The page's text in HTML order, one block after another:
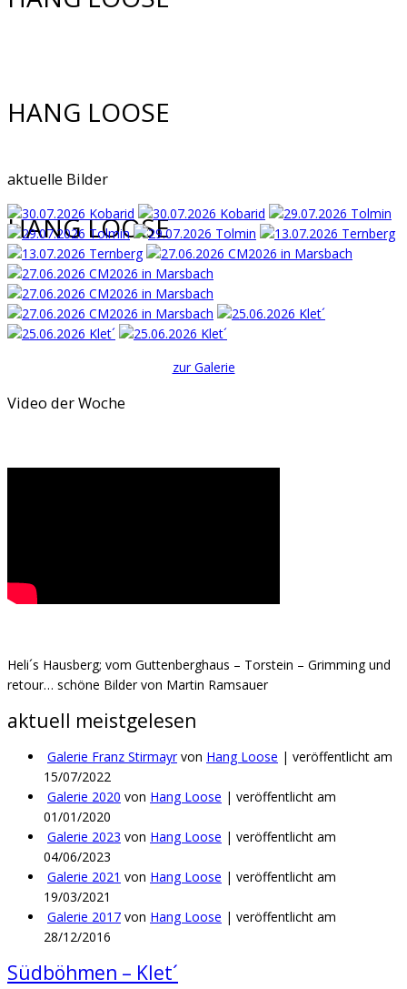
1. Mühlviertler Gleitschirmclub
Wir sind .....
HANG LOOSE
1. Mühlviertler Gleitschirmclub
HANG LOOSE
aktuelle Bilder
zur Galerie
Video der Woche
Heli´s Hausberg; vom Guttenberghaus – Torstein – Grimming und
retour… schöne Bilder von Martin Ramsauer
aktuell meistgelesen
Galerie Franz Stirmayr von Hang Loose | veröffentlicht am
15/07/2022
Galerie 2020 von Hang Loose | veröffentlicht am
01/01/2020
Galerie 2023 von Hang Loose | veröffentlicht am
04/06/2023
Galerie 2021 von Hang Loose | veröffentlicht am
19/03/2021
Galerie 2017 von Hang Loose | veröffentlicht am
28/12/2016
Südböhmen – Klet´